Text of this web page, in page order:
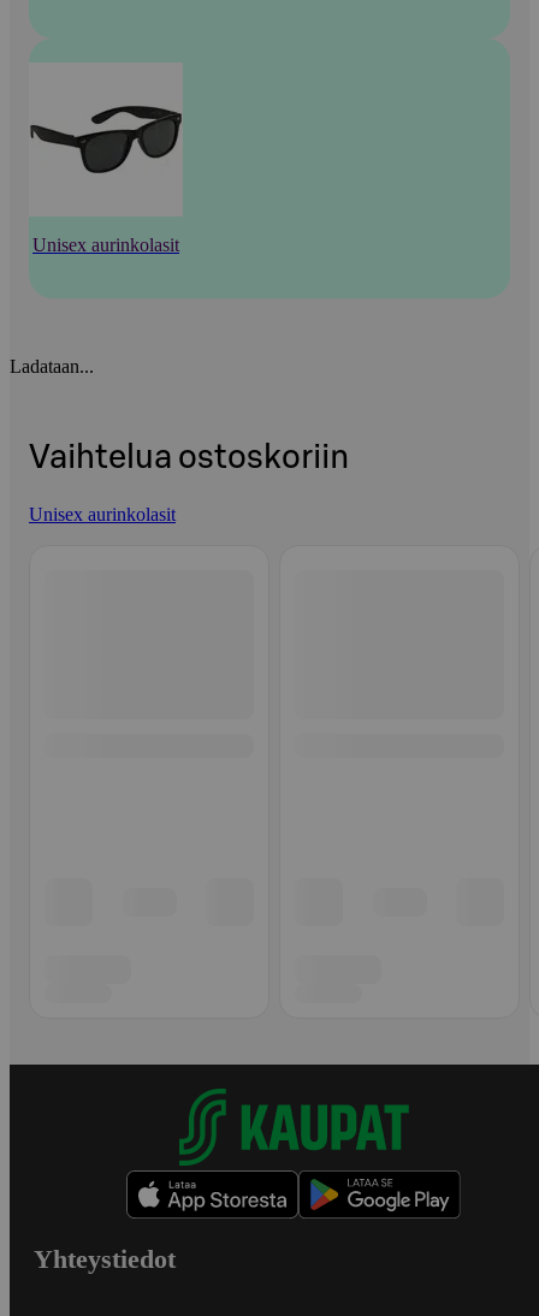
Unisex aurinkolasit
Ladataan...
Vaihtelua ostoskoriin
Unisex aurinkolasit
Yhteystiedot